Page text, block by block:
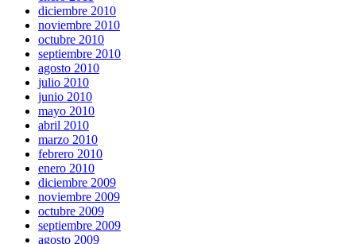
diciembre 2010
noviembre 2010
octubre 2010
septiembre 2010
agosto 2010
julio 2010
junio 2010
mayo 2010
abril 2010
marzo 2010
febrero 2010
enero 2010
diciembre 2009
noviembre 2009
octubre 2009
septiembre 2009
agosto 2009